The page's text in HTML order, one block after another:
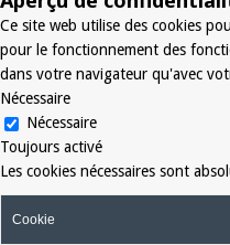
Ce site web utilise des cookies
pour le fonctionnement des
dans votre navigateur qu'avec
Nécessaire
Nécessaire
Toujours activé
Les cookies nécessaires sont
Cookie